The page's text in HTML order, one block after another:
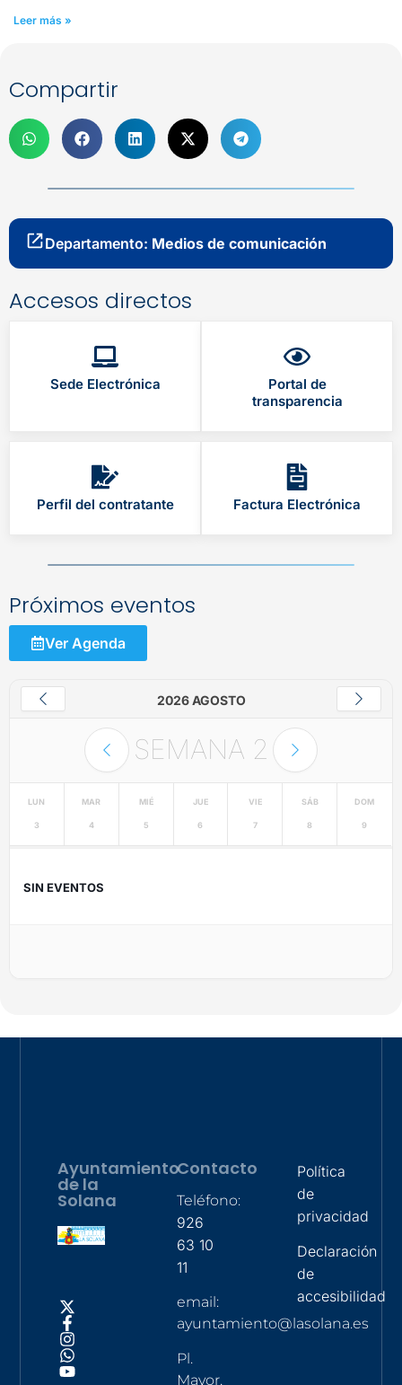
Leer más »
Compartir
Departamento: Medios de comunicación
Accesos directos
Sede Electrónica
Portal de
transparencia
Perfil del contratante Factura Electrónica
Próximos eventos
Ver Agenda
2026 AGOSTO
SEMANA 2
LUN
3
MAR
4
MIÉ
5
JUE
6
VIE
7
SÁB
8
DOM
9
SIN EVENTOS
Ayuntamiento
de la
Solana
Contacto
Teléfono:
926
63 10
11
email:
ayuntamiento@lasolana.es
Pl.
Mayor,
Política
de
privacidad
Declaración
de
accesibilidad